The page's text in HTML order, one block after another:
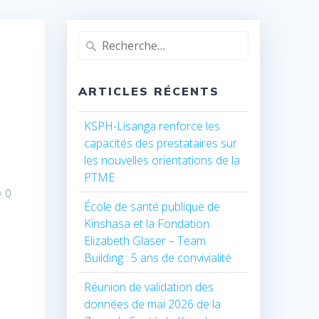
0
Recherche
ARTICLES RÉCENTS
KSPH-Lisanga renforce les
capacités des prestataires sur
les nouvelles orientations de la
PTME
École de santé publique de
Kinshasa et la Fondation
Elizabeth Glaser – Team
Building : 5 ans de convivialité
Réunion de validation des
données de mai 2026 de la